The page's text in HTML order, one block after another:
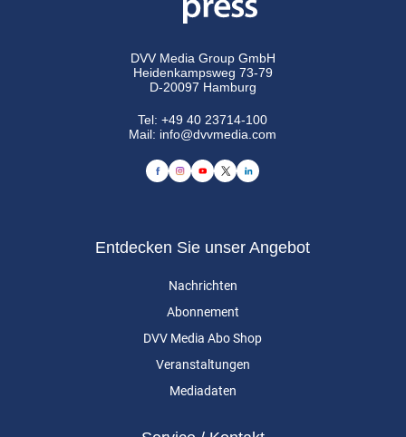
DVV Media Group GmbH
Heidenkampsweg 73-79
D-20097 Hamburg
Tel:+49 40 23714-100
Mail: info@dvvmedia.com
Entdecken Sie unser Angebot
Nachrichten
Abonnement
DVV Media Abo Shop
Veranstaltungen
Mediadaten